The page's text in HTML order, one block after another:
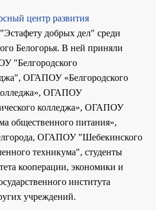
центр развития
добрых дел" среди
Белогорья. В ней приняли
"Белгородского
ОГАПОУ «Белгородского
ОГАПОУ
колледжа», ОГАПОУ
общественного питания»,
ОГАПОУ "Шебекинского
техникума", студенты
кооперации, экономики и
института
учреждений.